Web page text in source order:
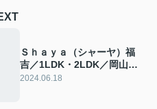
Ｓｈａｙａ（シャーヤ）福
吉／1LDK・2LDK／岡山市
中区海吉
2024.06.18